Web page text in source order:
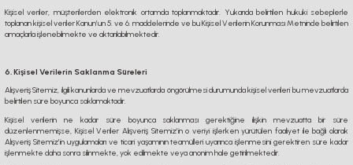
Kişisel veriler, müşterilerden elektronik ortamda toplanmaktadır. Yukarıda belirtilen hukuki sebeplerle
toplanan kişisel veriler Kanun’un 5. ve 6. maddelerinde ve bu Kişisel Verilerin Korunması Metninde belirtilen
amaçlarla işlenebilmekte ve aktarılabilmektedir.
6. Kişisel Verilerin Saklanma Süreleri
Alışveriş Sitemiz, ilgili kanunlarda ve mevzuatlarda öngörülmesi durumunda kişisel verileri bu mevzuatlarda
belirtilen süre boyunca saklamaktadır.
Kişisel verilerin ne kadar süre boyunca saklanması gerektiğine ilişkin mevzuatta bir süre
düzenlenmemişse, Kişisel Veriler Alışveriş Sitemiz’in o veriyi işlerken yürütülen faaliyet ile bağlı olarak
Alışveriş Sitemiz’in uygulamaları ve ticari yaşamının teamülleri uyarınca işlenmesini gerektiren süre kadar
işlenmekte daha sonra silinmekte, yok edilmekte veya anonim hale getirilmektedir.